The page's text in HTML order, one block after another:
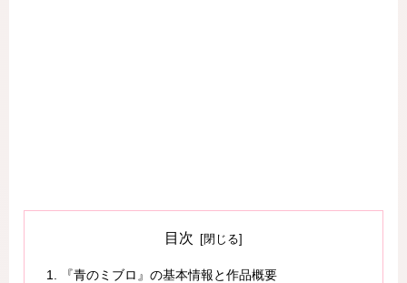
目次
『青のミブロ』の基本情報と作品概要